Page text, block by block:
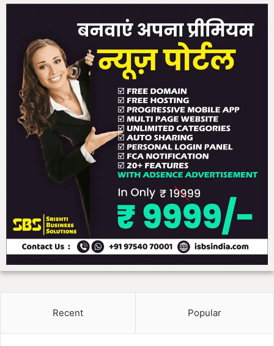
Recent Popular